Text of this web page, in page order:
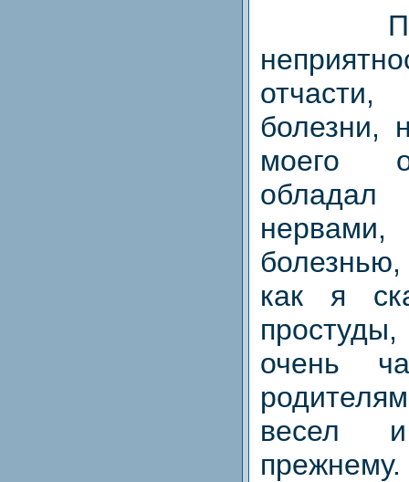
болезни,
моего
как я
очень
весел
прежнему.